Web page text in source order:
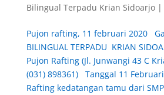
Bilingual Terpadu Krian Sidoarjo|
Pujon rafting, 11 februari 2020
BILINGUAL TERPADU KRIAN
Pujon Rafting (Jl. Junwangi 43 C
(031) 898361) Tanggal 11
Rafting kedatangan tamu dari SMP